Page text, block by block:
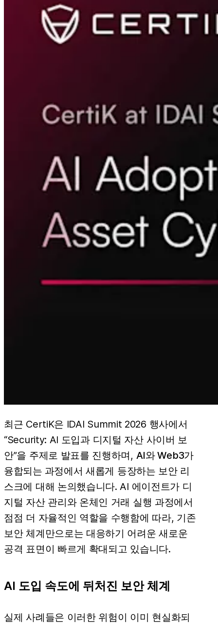
최근 CertiK은 IDAI Summit 2026 행사에서
“Security: AI 도입과 디지털 자산 사이버 보
안”을 주제로 발표를 진행하며, AI와 Web3가
융합되는 과정에서 새롭게 등장하는 보안 리
스크에 대해 논의했습니다. AI 에이전트가 디
지털 자산 관리와 온체인 거래 실행 과정에서
점점 더 자율적인 역할을 수행함에 따라, 기존
보안 체계만으로는 대응하기 어려운 새로운
공격 표면이 빠르게 확대되고 있습니다.
AI 도입 속도에 뒤처진 보안 체계
실제 사례들은 이러한 위험이 이미 현실화되